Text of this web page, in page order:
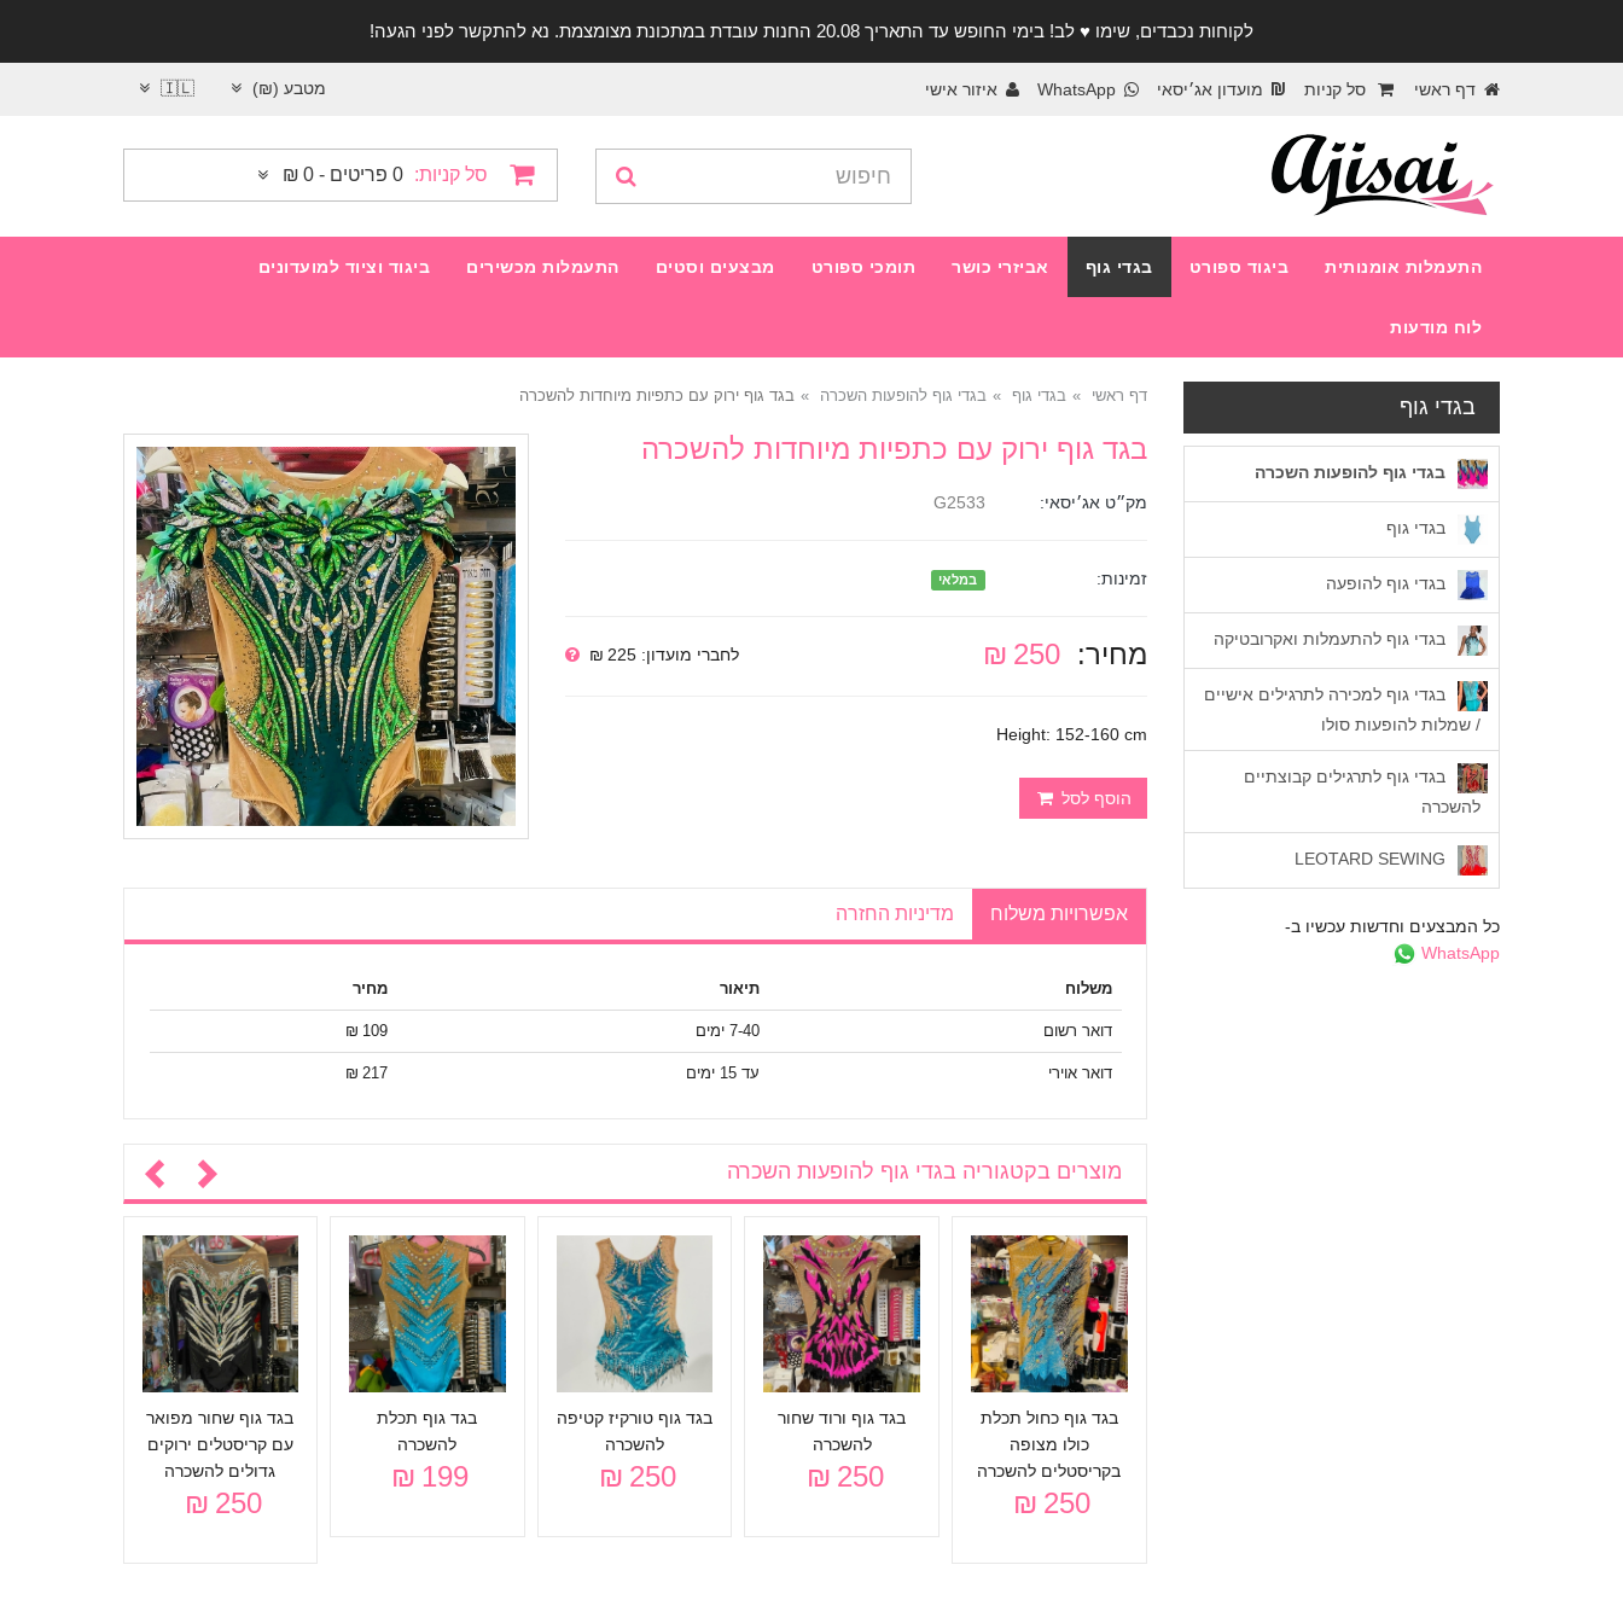
לקוחות נכבדים, שימו ♥️ לב! בימי החופש עד התאריך 20.08 החנות עובדת במתכונת מצומצמת. נא להתקשר לפני הגעה!
דף ראשי סל קניות מועדון אג׳יסאי WhatsApp איזור אישי מטבע (₪) 🇮🇱
סל קניות: 0 פריטים - 0 ₪
התעמלות אומנותית ביגוד ספורט בגדי גוף אביזרי כושר תומכי ספורט מבצעים וסטים התעמלות מכשירים ביגוד וציוד למועדונים
לוח מודעות
דף ראשי בגדי גוף בגדי גוף להופעות השכרה בגד גוף ירוק עם כתפיות מיוחדות להשכרה
בגד גוף ירוק עם כתפיות מיוחדות להשכרה
מק״ט אג׳יסאי:
זמינות: במלאי
מחיר: 250 ₪ לחברי מועדון: 225 ₪
Height: 152-160 cm
הוסף לסל
אפשרויות משלוח מדיניות החזרה
משלוח תיאור מחיר
דואר רשום 7-40 ימים 109 ₪
דואר אוירי עד 15 ימים 217 ₪
מוצרים בקטגוריה בגדי גוף להופעות השכרה
בגד גוף כחול תכלת
כולו מצופה
בקריסטלים להשכרה
250 ₪
בגד גוף ורוד שחור
להשכרה
250 ₪
בגד גוף טורקיז קטיפה
להשכרה
250 ₪
בגד גוף תכלת
להשכרה
199 ₪
בגד גוף שחור מפואר
עם קריסטלים ירוקים
גדולים להשכרה
250 ₪
בגדי גוף
בגדי גוף להופעות השכרה
בגדי גוף
בגדי גוף להופעה
בגדי גוף להתעמלות ואקרובטיקה
בגדי גוף למכירה לתרגילים אישיים
/ שמלות להופעות סולו
בגדי גוף לתרגילים קבוצתיים
להשכרה
כל המבצעים וחדשות עכשיו ב-
WhatsApp